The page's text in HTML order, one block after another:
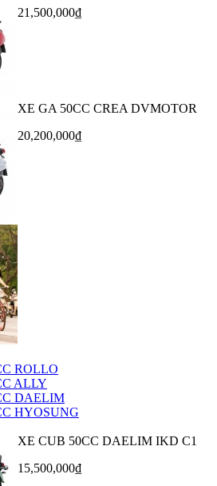
21,500,000₫
XE GA 50CC CREA DVMOTOR
20,200,000₫
ROLLO
ALLY
DAELIM
HYOSUNG
XE CUB 50CC DAELIM IKD C1
15,500,000₫